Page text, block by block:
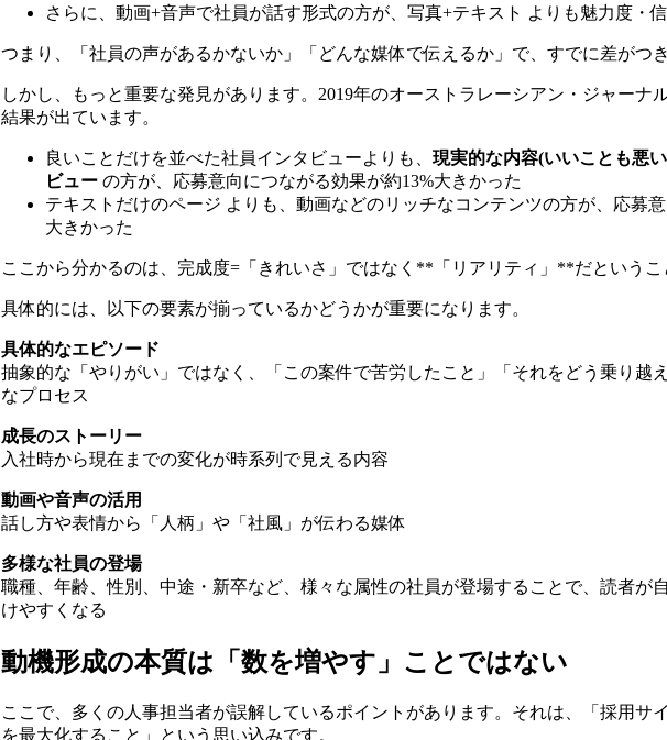
さらに、動画+音声で社員が話す形式の方が、写真+テキスト よりも魅力度・
つまり、「社員の声があるかないか」「どんな媒体で伝えるか」で、すでに差がつき
しかし、もっと重要な発見があります。2019年のオーストラレーシアン・ジャーナ
結果が出ています。
良いことだけを並べた社員インタビューよりも、 現実的な内容(いいことも悪
ビュー の方が、応募意向につながる効果が約13%大きかった
テキストだけのページ よりも、動画などのリッチなコンテンツの方が、応募
大きかった
ここから分かるのは、完成度=「きれいさ」ではなく**「リアリティ」**だというこ
具体的には、以下の要素が揃っているかどうかが重要になります。
具体的なエピソード
抽象的な「やりがい」ではなく、「この案件で苦労したこと」「それをどう乗り越
なプロセス
成長のストーリー
入社時から現在までの変化が時系列で見える内容
動画や音声の活用
話し方や表情から「人柄」や「社風」が伝わる媒体
多様な社員の登場
職種、年齢、性別、中途・新卒など、様々な属性の社員が登場することで、読者が
けやすくなる
動機形成の本質は「数を増やす」ことではない
ここで、多くの人事担当者が誤解しているポイントがあります。それは、「採用サ
を最大化すること」という思い込みです。